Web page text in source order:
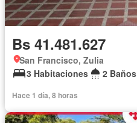
Bs 41.481.627
San Francisco, Zulia
3 Habitaciones
2 Baños
Hace 1 día, 8 horas